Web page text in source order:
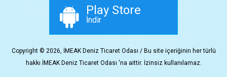
Play Store
İndir
Copyright © 2026, İMEAK Deniz Ticaret Odası / Bu site içeriğinin her türlü
hakkı İMEAK Deniz Ticaret Odası 'na aittir. İzinsiz kullanılamaz.